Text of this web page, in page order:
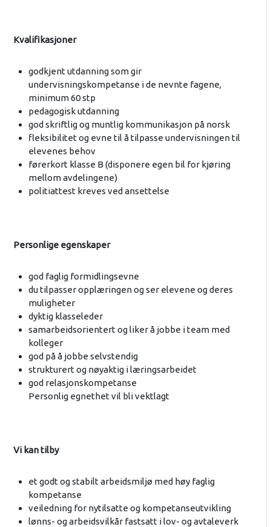
Kvalifikasjoner
godkjent utdanning som gir
undervisningskompetanse i de nevnte fagene,
minimum 60 stp
pedagogisk utdanning
god skriftlig og muntlig kommunikasjon på norsk
fleksibilitet og evne til å tilpasse undervisningen til
elevenes behov
førerkort klasse B (disponere egen bil for kjøring
mellom avdelingene)
politiattest kreves ved ansettelse
Personlige egenskaper
god faglig formidlingsevne
du tilpasser opplæringen og ser elevene og deres
muligheter
dyktig klasseleder
samarbeidsorientert og liker å jobbe i team med
kolleger
god på å jobbe selvstendig
strukturert og nøyaktig i læringsarbeidet
god relasjonskompetanse
Personlig egnethet vil bli vektlagt
Vi kan tilby
et godt og stabilt arbeidsmiljø med høy faglig
kompetanse
veiledning for nytilsatte og kompetanseutvikling
lønns- og arbeidsvilkår fastsatt i lov- og avtaleverk